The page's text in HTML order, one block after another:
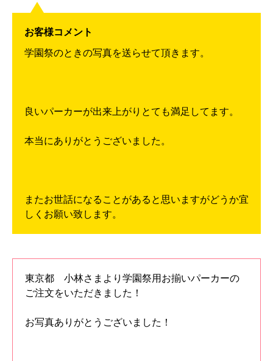
お客様コメント
学園祭のときの写真を送らせて頂きます。
良いパーカーが出来上がりとても満足してます。
本当にありがとうございました。
またお世話になることがあると思いますがどうか宜
しくお願い致します。
東京都 小林さまより学園祭用お揃いパーカーの
ご注文をいただきました！
お写真ありがとうございました！